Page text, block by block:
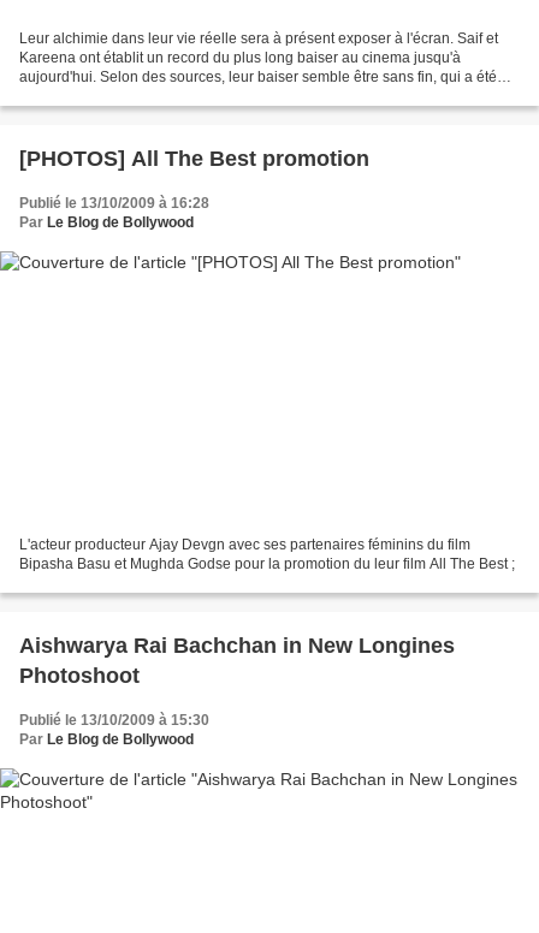
Leur alchimie dans leur vie réelle sera à présent exposer à l'écran. Saif et
Kareena ont établit un record du plus long baiser au cinema jusqu'à
aujourd'hui. Selon des sources, leur baiser semble être sans fin, qui a été
[PHOTOS] All The Best promotion
Publié le 13/10/2009 à 16:28
Par Le Blog de Bollywood
L'acteur producteur Ajay Devgn avec ses partenaires féminins du film
Bipasha Basu et Mughda Godse pour la promotion du leur film All The Best ;
Aishwarya Rai Bachchan in New Longines
Photoshoot
Publié le 13/10/2009 à 15:30
Par Le Blog de Bollywood